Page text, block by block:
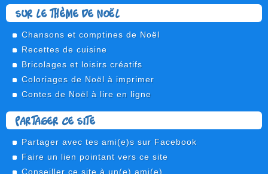
Sur le thème de Noël
Chansons et comptines de Noël
Recettes de cuisine
Bricolages et loisirs créatifs
Coloriages de Noël à imprimer
Contes de Noël à lire en ligne
Partager ce site
Partager avec tes ami(e)s sur Facebook
Faire un lien pointant vers ce site
Conseiller ce site à un(e) ami(e)